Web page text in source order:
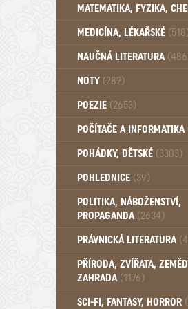
MATEMATIKA, FYZIKA,
MEDICÍNA, LÉKAŘSKÉ
NAUČNÁ LITERATURA
Zdraví a zdraví životní styl
NOTY (282)
POEZIE (2653)
POČÍTAČE A INFORMATIKA
POHÁDKY, DĚTSKÉ (3303)
Pro děti a mládež (2899)
Pohádky, Dětské - Od roku
POHLEDNICE (39)
POLITIKA, NÁBOŽENSTVÍ,
PROPAGANDA (2634)
PRÁVNICKÁ LITERATURA
PŘÍRODA, ZVÍŘATA,
ZAHRADA (1176)
SCI-FI, FANTASY, HORROR